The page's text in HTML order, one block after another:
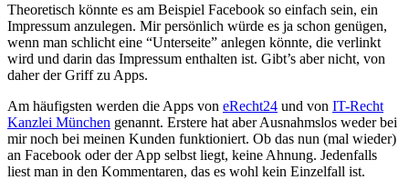
Theoretisch könnte es am Beispiel Facebook so einfach sein, ein
Impressum anzulegen. Mir persönlich würde es ja schon genügen,
wenn man schlicht eine “Unterseite” anlegen könnte, die verlinkt
wird und darin das Impressum enthalten ist. Gibt’s aber nicht, von
daher der Griff zu Apps.
Am häufigsten werden die Apps von eRecht24 und von IT-Recht
Kanzlei München genannt. Erstere hat aber Ausnahmslos weder bei
mir noch bei meinen Kunden funktioniert. Ob das nun (mal wieder)
an Facebook oder der App selbst liegt, keine Ahnung. Jedenfalls
liest man in den Kommentaren, das es wohl kein Einzelfall ist.